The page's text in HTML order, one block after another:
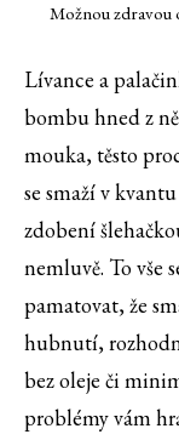
Možnou zdravou
Lívance a
bombu hned z
mouka, těsto
se smaží v
zdobení
nemluvě. To vše
pamatovat, že
hubnutí,
bez oleje či
problémy vám